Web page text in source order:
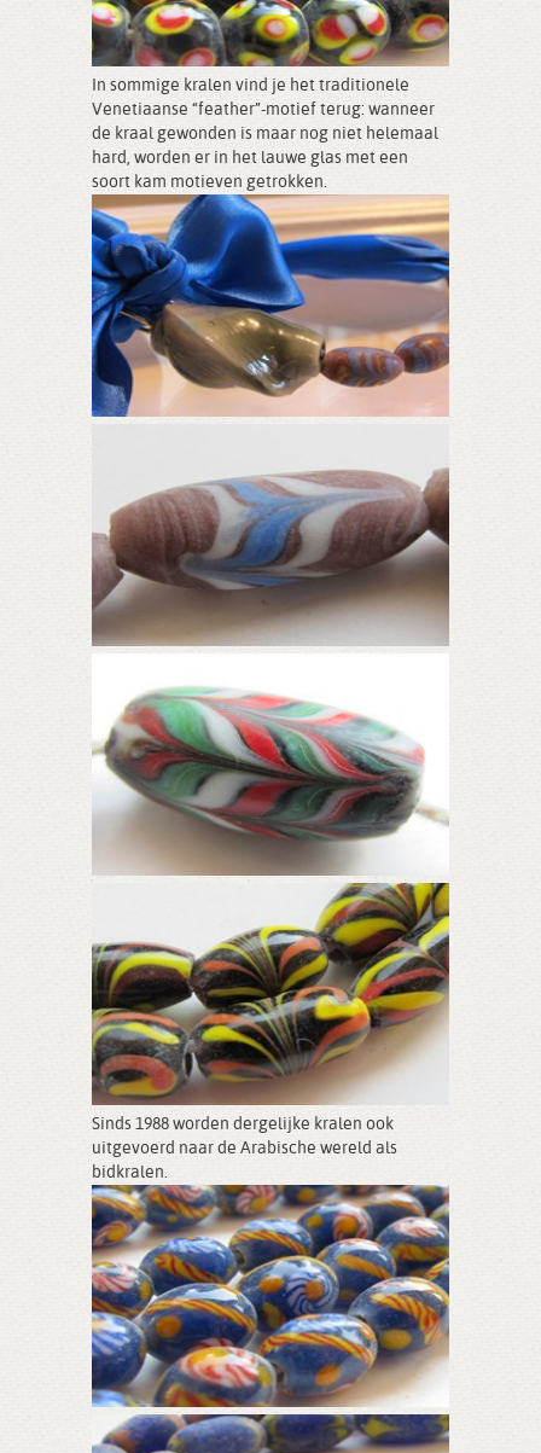
In sommige kralen vind je het traditionele
Venetiaanse “feather”-motief terug: wanneer
de kraal gewonden is maar nog niet helemaal
hard, worden er in het lauwe glas met een
soort kam motieven getrokken.
Sinds 1988 worden dergelijke kralen ook
uitgevoerd naar de Arabische wereld als
bidkralen.